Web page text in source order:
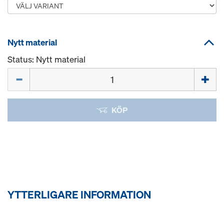
Nytt material
Status: Nytt material
KÖP
YTTERLIGARE INFORMATION